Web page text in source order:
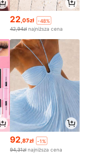
22 ,05zł
-48%
42,94zł najniższa cena
92,87zł
-1%
94,31zł najniższa cena